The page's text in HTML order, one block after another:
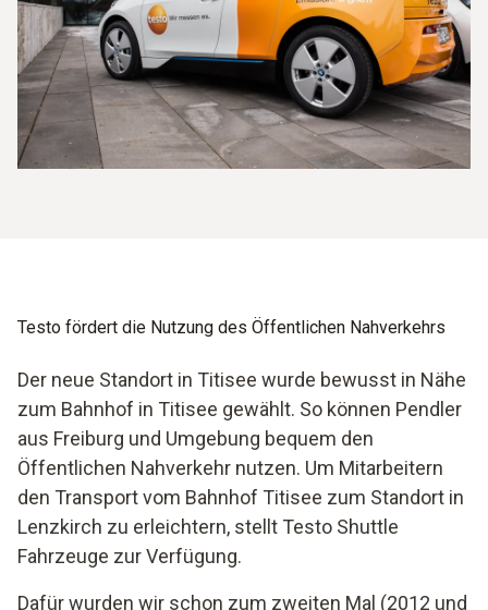
Testo fördert die Nutzung des Öffentlichen Nahverkehrs
Der neue Standort in Titisee wurde bewusst in Nähe
zum Bahnhof in Titisee gewählt. So können Pendler
aus Freiburg und Umgebung bequem den
Öffentlichen Nahverkehr nutzen. Um Mitarbeitern
den Transport vom Bahnhof Titisee zum Standort in
Lenzkirch zu erleichtern, stellt Testo Shuttle
Fahrzeuge zur Verfügung.
Dafür wurden wir schon zum zweiten Mal (2012 und